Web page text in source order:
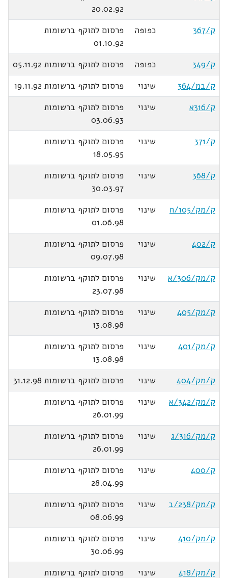
20.02.92
ק/367
כפופה
פרסום לתוקף ברשומות
01.10.92
ק/349
כפופה
פרסום לתוקף ברשומות 05.11.92
ק/במ/364
שינוי
פרסום לתוקף ברשומות 19.11.92
ק/316א
שינוי
פרסום לתוקף ברשומות
03.06.93
ק/371
שינוי
פרסום לתוקף ברשומות
18.05.95
ק/368
שינוי
פרסום לתוקף ברשומות
30.03.97
ק/מק/105/ח
שינוי
פרסום לתוקף ברשומות
01.06.98
ק/402
שינוי
פרסום לתוקף ברשומות
09.07.98
ק/מק/306/א
שינוי
פרסום לתוקף ברשומות
23.07.98
ק/מק/405
שינוי
פרסום לתוקף ברשומות
13.08.98
ק/מק/401
שינוי
פרסום לתוקף ברשומות
13.08.98
ק/מק/404
שינוי
פרסום לתוקף ברשומות 31.12.98
ק/מק/342/א
שינוי
פרסום לתוקף ברשומות
26.01.99
ק/מק/316/ג
שינוי
פרסום לתוקף ברשומות
26.01.99
ק/400
שינוי
פרסום לתוקף ברשומות
28.04.99
ק/מק/238/ב
שינוי
פרסום לתוקף ברשומות
08.06.99
ק/מק/410
שינוי
פרסום לתוקף ברשומות
30.06.99
ק/מק/418
שינוי פרסום לתוקף ברשומות